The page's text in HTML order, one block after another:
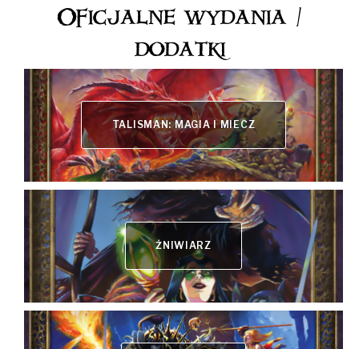
Oficjalne wydania /
dodatki
TALISMAN: MAGIA I MIECZ
ŻNIWIARZ